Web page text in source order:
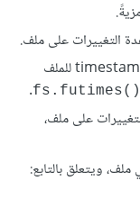
التغييرات على ملف.
: يغيّر الطابع الزمني timestamp للملف
fs.futimes()‎
.
على ملف،
ويتعلق بالتابع: